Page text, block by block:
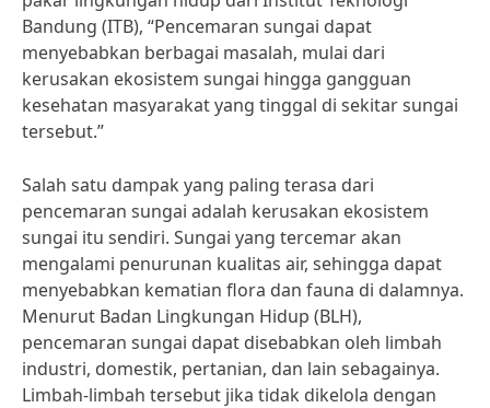
Bandung (ITB), “Pencemaran sungai dapat
menyebabkan berbagai masalah, mulai dari
kerusakan ekosistem sungai hingga gangguan
kesehatan masyarakat yang tinggal di sekitar sungai
tersebut.”
Salah satu dampak yang paling terasa dari
pencemaran sungai adalah kerusakan ekosistem
sungai itu sendiri. Sungai yang tercemar akan
mengalami penurunan kualitas air, sehingga dapat
menyebabkan kematian flora dan fauna di dalamnya.
Menurut Badan Lingkungan Hidup (BLH),
pencemaran sungai dapat disebabkan oleh limbah
industri, domestik, pertanian, dan lain sebagainya.
Limbah-limbah tersebut jika tidak dikelola dengan